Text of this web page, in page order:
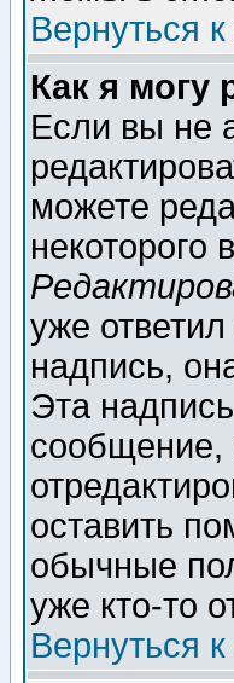
Вернуться
Как я могу
Если вы не
можете
некоторого
уже
надпись,
Эта
сообщение,
оставить
обычные
уже кто-то
Вернуться